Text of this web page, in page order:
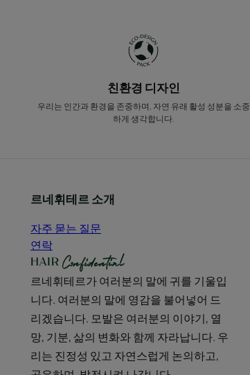
친환경 디자인
우리는 인간과 환경을 존중하며, 자연 유래 활성 성분을 소중
하게 생각합니다.
르네휘테르 소개
자주 묻는 질문
연락
르네휘테르가 여러분의 말에 귀를 기울입
니다. 여러분의 말에 영감을 불어넣어 드
리겠습니다. 모발은 여러분의 이야기, 열
망, 기분, 삶의 변화와 함께 자라납니다. 우
리는 진정성 있고 자연스럽게 논의하고,